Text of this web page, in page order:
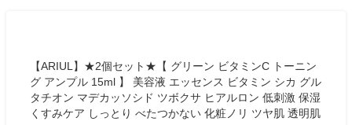
【ARIUL】★2個セット★【 グリーン ビタミンC トーニン
グ アンプル 15ml 】 美容液 エッセンス ビタミン シカ グル
タチオン マデカッソシド ツボクサ ヒアルロン 低刺激 保湿
くすみケア しっとり べたつかない 化粧ノリ ツヤ肌 透明肌